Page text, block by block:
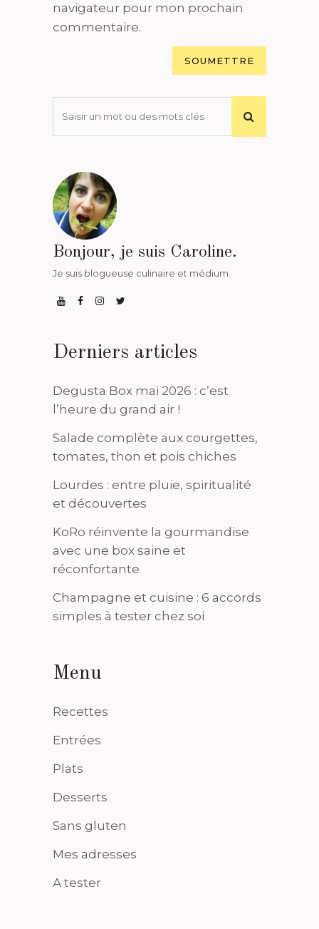
navigateur pour mon prochain
commentaire.
Bonjour, je suis Caroline.
Je suis blogueuse culinaire et médium.
Derniers articles
Degusta Box mai 2026 : c’est
l’heure du grand air !
Salade complète aux courgettes,
tomates, thon et pois chiches
Lourdes : entre pluie, spiritualité
et découvertes
KoRo réinvente la gourmandise
avec une box saine et
réconfortante
Champagne et cuisine : 6 accords
simples à tester chez soi
Menu
Recettes
Entrées
Plats
Desserts
Sans gluten
Mes adresses
A tester